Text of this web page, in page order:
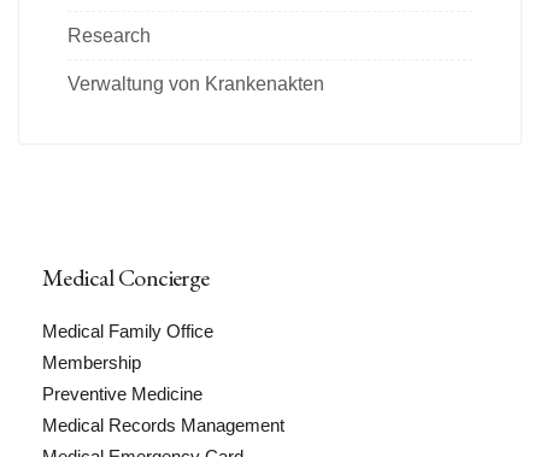
Research
Verwaltung von Krankenakten
Medical Concierge
Medical Family Office
Membership
Preventive Medicine
Medical Records Management